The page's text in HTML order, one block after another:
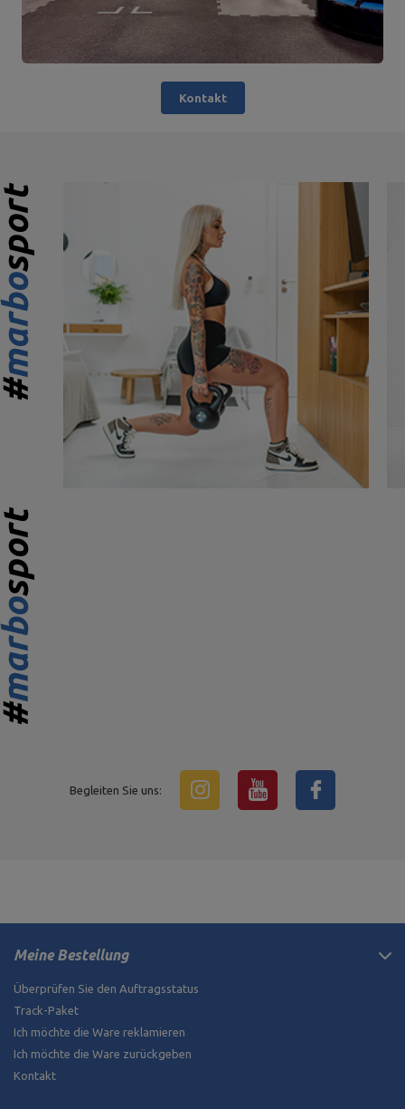
Kontakt
Begleiten Sie uns:
Meine Bestellung
Überprüfen Sie den Auftragsstatus
Track-Paket
Ich möchte die Ware reklamieren
Ich möchte die Ware zurückgeben
Kontakt